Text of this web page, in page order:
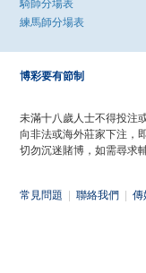
騎師分場表
練馬師分場表
博彩要有節制
未滿十八歲人士不得投注
向非法或海外莊家下注，
切勿沉迷賭博，如需尋求
常見問題 聯絡我們 傳